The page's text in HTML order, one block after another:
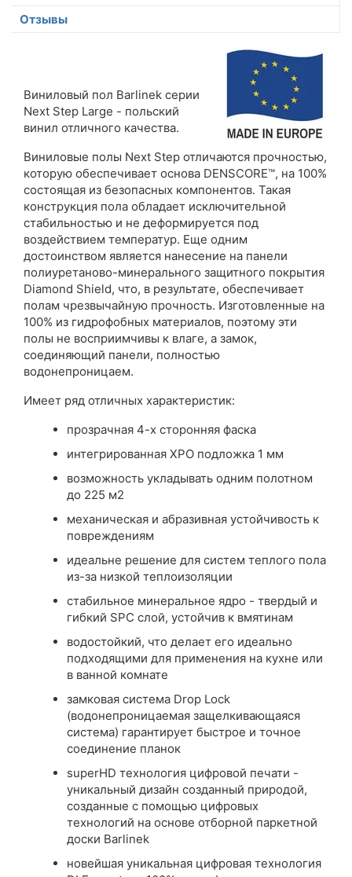
Отзывы
Виниловый пол Barlinek серии
Next Step Large - польский
винил отличного качества.
Виниловые полы Next Step отличаются прочностью,
которую обеспечивает основа DENSCORE™, на 100%
состоящая из безопасных компонентов. Такая
конструкция пола обладает исключительной
стабильностью и не деформируется под
воздействием температур. Еще одним
достоинством является нанесение на панели
полиуретаново-минерального защитного покрытия
Diamond Shield, что, в результате, обеспечивает
полам чрезвычайную прочность. Изготовленные на
100% из гидрофобных материалов, поэтому эти
полы не восприимчивы к влаге, а замок,
соединяющий панели, полностью
водонепроницаем.
Имеет ряд отличных характеристик:
прозрачная 4-х сторонняя фаска
интегрированная XPO подложка 1 мм
возможность укладывать одним полотном
до 225 м2
механическая и абразивная устойчивость к
повреждениям
идеальне решение для систем теплого пола
из-за низкой теплоизоляции
стабильное минеральное ядро ​​- твердый и
гибкий SPC слой, устойчив к вмятинам
водостойкий, что делает его идеально
подходящими для применения на кухне или
в ванной комнате
замковая система Drop Lock
(водонепроницаемая защелкивающаяся
система) гарантирует быстрое и точное
соединение планок
superHD технология цифровой печати -
уникальный дизайн созданный природой,
созданные с помощью цифровых
технологий на основе отборной паркетной
доски Barlinek
новейшая уникальная цифровая технология